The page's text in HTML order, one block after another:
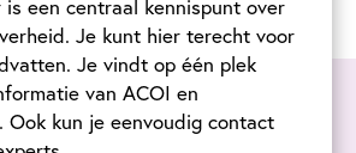
is een centraal kennispunt over
Je kunt hier terecht voor
Je vindt op één plek
van ACOI en
Ook kun je eenvoudig contact